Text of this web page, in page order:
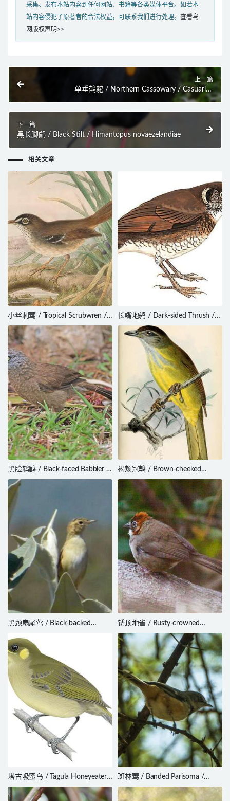
采集、发布本站内容到任何网站、书籍等各类媒体平台。如若本
站内容侵犯了原著者的合法权益，可联系我们进行处理。 查看鸟
网版权声明>>
上一篇
单垂鹤鸵 / Northern Cassowary / Casuarius
unappendiculatus
下一篇
黑长脚鹬 / Black Stilt / Himantopus novaezelandiae
相关文章
小丝刺莺 / Tropical Scrubwren /
Sericornis beccarii
长嘴地鸫 / Dark-sided Thrush /
Zoothera marginata
黑脸鸫鹛 / Black-faced Babbler /
Turdoides melanops
褐颊冠鹎 / Brown-cheeked
Bulbul / Alophoixus bres
黑颈扇尾莺 / Black-backed
锈顶地雀 / Rusty-crowned
Ground Sparrow / Melozone
kieneri
塔古吸蜜鸟 / Tagula Honeyeater /
Microptilotis vicina
斑林莺 / Banded Parisoma /
Curruca boehmi